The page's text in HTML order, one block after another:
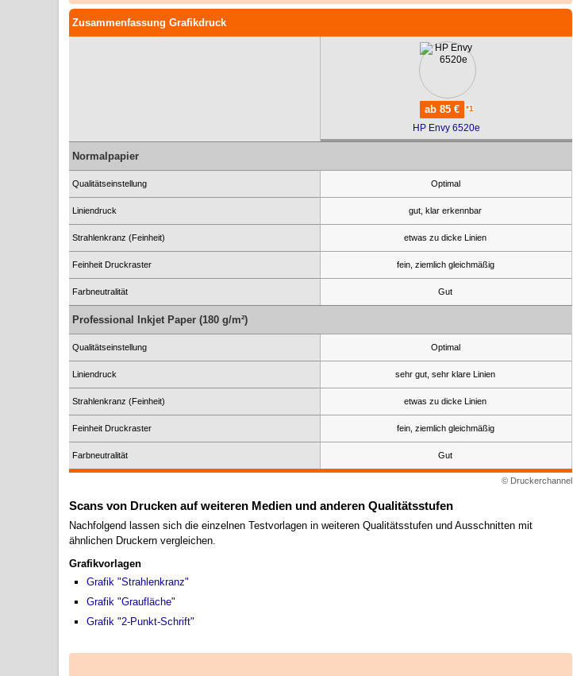
Zusammenfassung Grafikdruck
ab 85 € *1
HP Envy 6520e
Normalpapier
Qualitätseinstellung Optimal
Liniendruck gut, klar erkennbar
Strahlenkranz (Feinheit) etwas zu dicke Linien
Feinheit Druckraster fein, ziemlich gleichmäßig
Farbneutralität Gut
Professional Inkjet Paper (180 g/m²)
Qualitätseinstellung Optimal
Liniendruck sehr gut, sehr klare Linien
Strahlenkranz (Feinheit) etwas zu dicke Linien
Feinheit Druckraster fein, ziemlich gleichmäßig
Farbneutralität Gut
© Druckerchannel
Scans von Drucken auf weiteren Medien und anderen Qualitätsstufen
Nachfolgend lassen sich die einzelnen Testvorlagen in weiteren Qualitätsstufen und Ausschnitten mit
ähnlichen Druckern vergleichen.
Grafikvorlagen
Grafik "Strahlenkranz"
Grafik "Graufläche"
Grafik "2-Punkt-Schrift"